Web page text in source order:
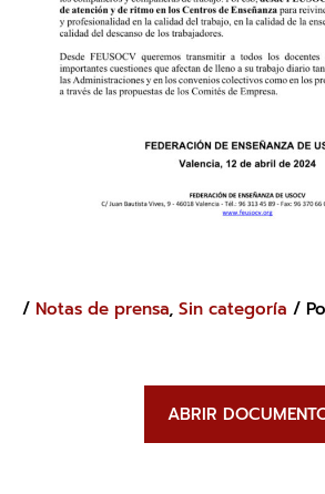
/ Notas de prensa, Sin categoría /
ABRIR